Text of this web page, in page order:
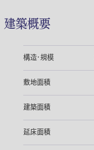
建築概要
構造・規模
敷地面積
建築面積
延床面積